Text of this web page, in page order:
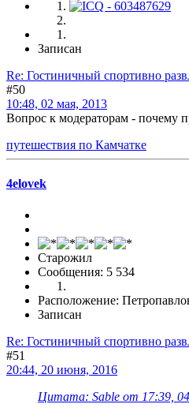
Записан
Re: Гостиничный спортивно
#50
10:48, 02 мая, 2013
Вопрос к модераторам - почему
путешествия по Камчатке
4elovek
Старожил
Сообщения: 5 534
Расположение:
Записан
Re: Гостиничный спортивно
#51
20:44, 20 июня, 2016
Цитата: Sable от 17:39, 04